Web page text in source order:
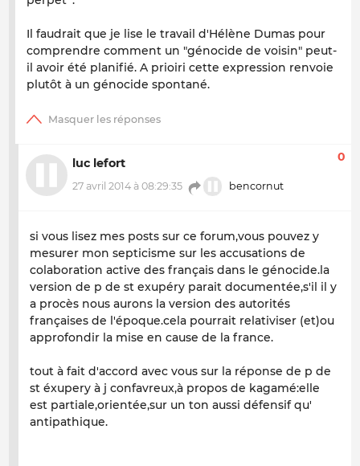
Il faudrait que je lise le travail d'Hélène Dumas pour
comprendre comment un "génocide de voisin" peut-
il avoir été planifié. A prioiri cette expression renvoie
plutôt à un génocide spontané.
luc lefort
27 avril 2014 à 08:29:35 bencornut
0
si vous lisez mes posts sur ce forum,vous pouvez y
mesurer mon septicisme sur les accusations de
colaboration active des français dans le génocide.la
version de p de st exupéry parait documentée,s'il il y
a procès nous aurons la version des autorités
françaises de l'époque.cela pourrait relativiser (et)ou
approfondir la mise en cause de la france.
tout à fait d'accord avec vous sur la réponse de p de
st éxupery à j confavreux,à propos de kagamé:elle
est partiale,orientée,sur un ton aussi défensif qu'
antipathique.